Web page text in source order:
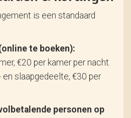
is een standaard
te boeken):
€20 per kamer per nacht.
slaapgedeelte, €30 per
personen op